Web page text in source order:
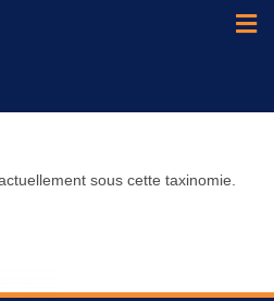
sous cette taxinomie.